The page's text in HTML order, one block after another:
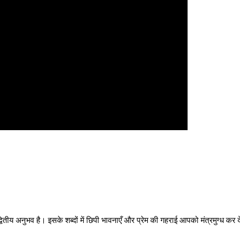
अनुभव है। इसके शब्दों में छिपी भावनाएँ और प्रेम की गहराई आपको मंत्रमुग्ध कर